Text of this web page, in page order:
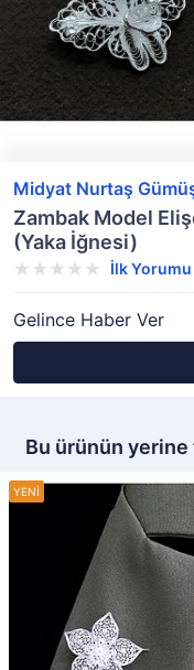
Midyat Nurtaş
Zambak Model
(Yaka İğnesi)
İlk Yorumu
Gelince Haber Ver
Bu ürünün